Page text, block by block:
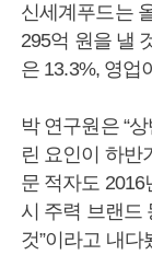
신세계푸드는
295억 원을 낼
은 13.3%, 영업
박 연구원은 “
린 요인이 하반
문 적자도
시 주력 브랜드
것”이라고 내다